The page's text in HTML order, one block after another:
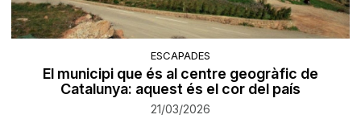
ESCAPADES
El municipi que és al centre geogràfic de
Catalunya: aquest és el cor del país
21/03/2026